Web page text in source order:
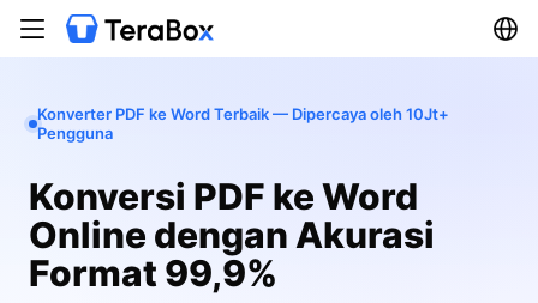
Konverter PDF ke Word Terbaik — Dipercaya oleh 10Jt+
Pengguna
Konversi PDF ke Word
Online dengan Akurasi
Format 99,9%